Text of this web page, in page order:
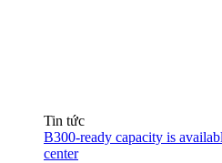
Tin tức
B300-ready capacity is
center